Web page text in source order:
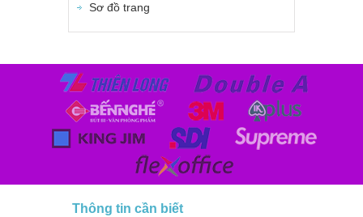
Sơ đồ trang
Thông tin cần biết